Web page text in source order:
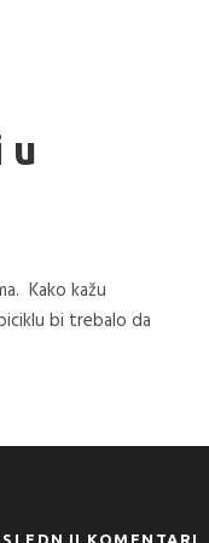
u
Kako kažu
bi trebalo da
KOMENTARI